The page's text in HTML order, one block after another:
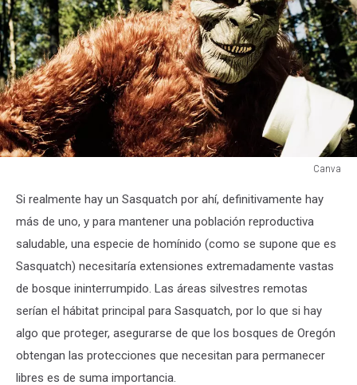
Canva
Si realmente hay un Sasquatch por ahí, definitivamente hay
más de uno, y para mantener una población reproductiva
saludable, una especie de homínido (como se supone que es
Sasquatch) necesitaría extensiones extremadamente vastas
de bosque ininterrumpido. Las áreas silvestres remotas
serían el hábitat principal para Sasquatch, por lo que si hay
algo que proteger, asegurarse de que los bosques de Oregón
obtengan las protecciones que necesitan para permanecer
libres es de suma importancia.